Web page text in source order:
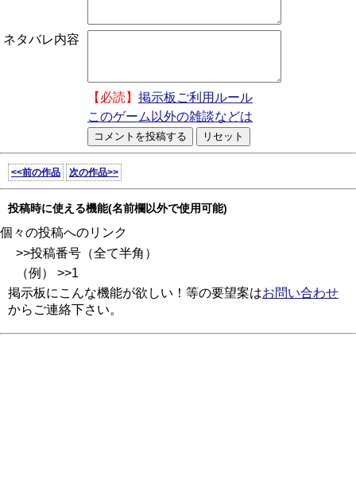
ネタバレ内容
【必読】 掲示板ご利用ルール
このゲーム以外の雑談などは
<<前の作品 次の作品>>
投稿時に使える機能(名前欄以外で使用可能)
個々の投稿へのリンク
>>投稿番号（全て半角）
（例） >>1
掲示板にこんな機能が欲しい！等の要望案はお問い合わせ
からご連絡下さい。